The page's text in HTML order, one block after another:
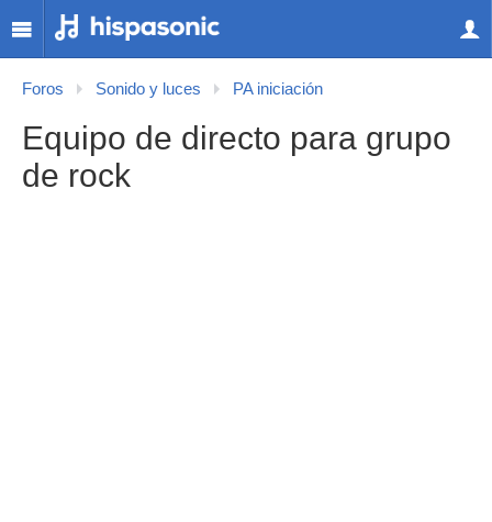
Foros Sonido y luces PA iniciación
Equipo de directo para grupo
de rock